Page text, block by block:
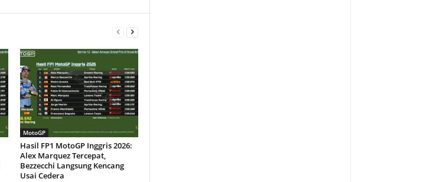
MotoGP
Hasil FP1 MotoGP Inggris 2026:
Alex Marquez Tercepat,
Bezzecchi Langsung Kencang
Usai Cedera